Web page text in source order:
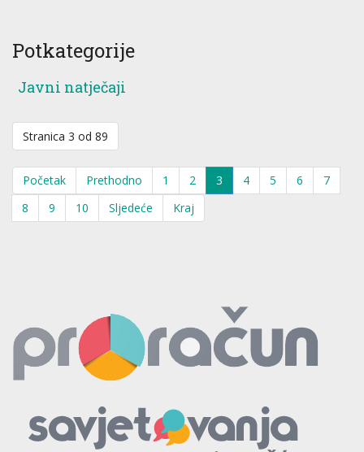
Potkategorije
Javni natječaji
Stranica 3 od 89
Početak Prethodno 1 2 3 4 5 6
7
8
9 10 Sljedeće Kraj